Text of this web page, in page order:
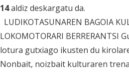
14aldiz deskargatu da.
LUDIKOTASUNAREN BAGOIA
LOKOMOTORARI BERRERANTSI
lotura gutxiago ikusten du
Nonbait, noizbait kulturaren